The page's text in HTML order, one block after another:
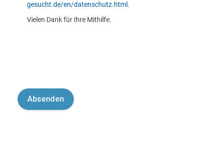
gesucht.de/en/datenschutz.html .
Vielen Dank für Ihre Mithilfe.